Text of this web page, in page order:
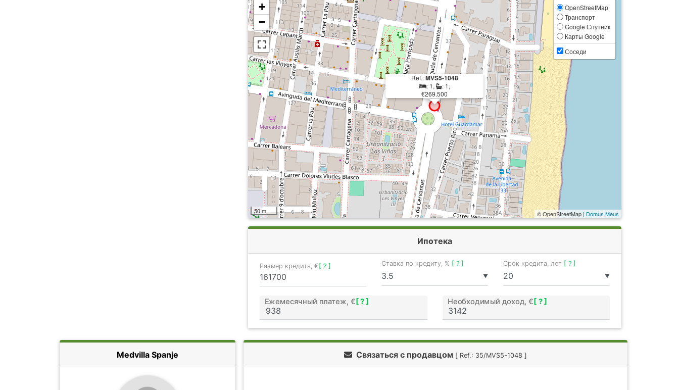
Ref.:MVS5-1048
: 1,
: 1,
€269.500
+
−
OpenStreetMap
Транспорт
Google Спутник
Карты Google
Соседи
50 m © OpenStreetMap | Domus Meus
Ипотека
Размер кредита, €[ ? ]
▼
Ставка по кредиту, % [ ? ]
▼
Срок кредита, лет [ ? ]
Ежемесячный платеж, € [ ? ] Необходимый доход, € [ ? ]
Medvilla Spanje Связаться с продавцом [ Ref.: 35/MVS5-1048 ]